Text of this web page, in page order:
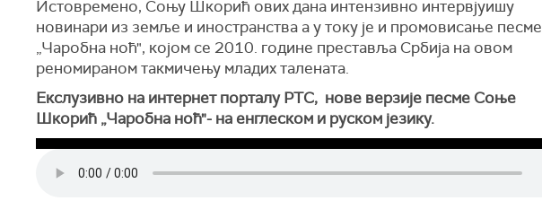
Истовремено, Соњу Шкорић ових дана интензивно интервјуишу
новинари из земље и иностранства а у току је и промовисање песме
„Чаробна ноћ", којом се 2010. године преставља Србија на овом
реномираном такмичењу младих талената.
Екслузивно на интернет порталу РТС, нове верзије песме Соње
Шкорић „Чаробна ноћ"- на енглеском и руском језику.